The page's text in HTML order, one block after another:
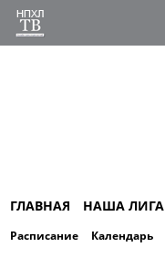
ГЛАВНАЯ НАША ЛИГА
Расписание Календарь